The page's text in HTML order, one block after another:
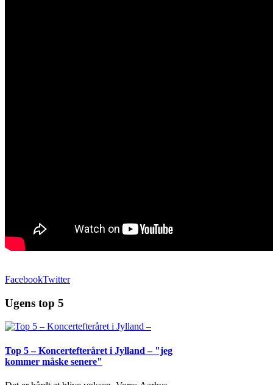
FacebookTwitter
Ugens top 5
Top 5 – Koncertefteråret i Jylland – "jeg
kommer måske senere"